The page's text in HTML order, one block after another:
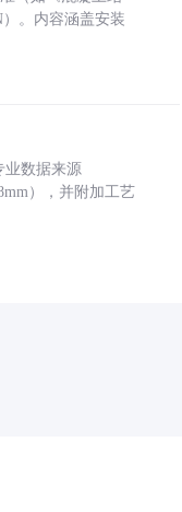
。内容涵盖安装
业数据来源
），并附加工艺